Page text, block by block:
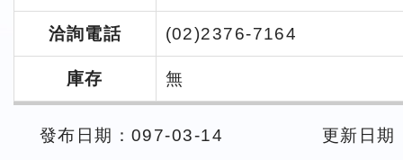
洽詢電話 (02)2376-7164
庫存 無
發布日期：097-03-14 更新日